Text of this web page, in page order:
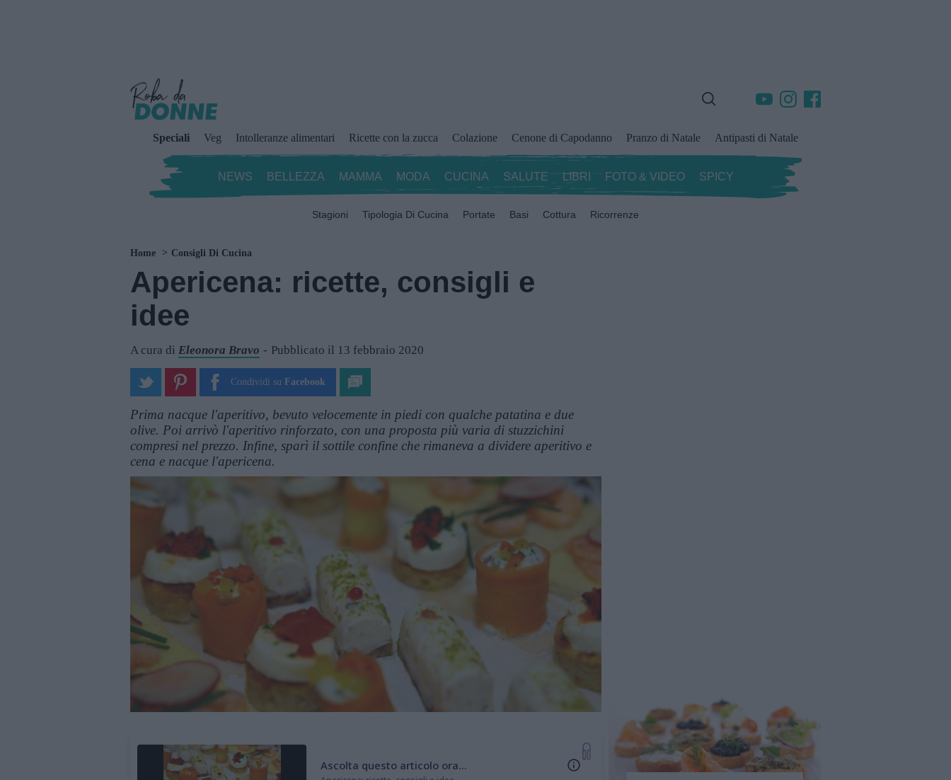
Speciali Veg Intolleranze alimentari Ricette con la zucca Colazione Cenone di Capodanno Pranzo di Natale Antipasti di Natale
NEWS BELLEZZA MAMMA MODA CUCINA SALUTE LIBRI FOTO & VIDEO SPICY
Stagioni Tipologia Di Cucina Portate Basi Cottura Ricorrenze
Home Consigli Di Cucina
Apericena: ricette, consigli e
idee
A cura di Eleonora Bravo Pubblicato il 13 febbraio 2020
Condividi su Facebook
Prima nacque l'aperitivo, bevuto velocemente in piedi con qualche patatina e due
olive. Poi arrivò l'aperitivo rinforzato, con una proposta più varia di stuzzichini
compresi nel prezzo. Infine, sparì il sottile confine che rimaneva a dividere aperitivo e
cena e nacque l'apericena.
Ascolta questo articolo ora...